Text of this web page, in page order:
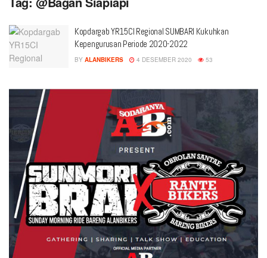
Kopdargab YR15CI Regional SUMBARI Kukuhkan
Kepengurusan Periode 2020-2022
BY ALANBIKERS 4 DESEMBER 2020 53